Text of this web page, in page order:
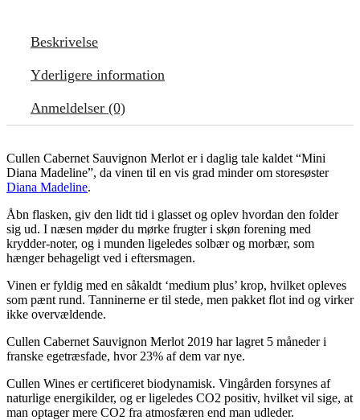
Beskrivelse
Yderligere information
Anmeldelser (0)
Cullen Cabernet Sauvignon Merlot er i daglig tale kaldet “Mini
Diana Madeline”, da vinen til en vis grad minder om storesøster
Diana Madeline.
Åbn flasken, giv den lidt tid i glasset og oplev hvordan den folder
sig ud. I næsen møder du mørke frugter i skøn forening med
krydder-noter, og i munden ligeledes solbær og morbær, som
hænger behageligt ved i eftersmagen.
Vinen er fyldig med en såkaldt ‘medium plus’ krop, hvilket opleves
som pænt rund. Tanninerne er til stede, men pakket flot ind og virker
ikke overvældende.
Cullen Cabernet Sauvignon Merlot 2019 har lagret 5 måneder i
franske egetræsfade, hvor 23% af dem var nye.
Cullen Wines er certificeret biodynamisk. Vingården forsynes af
naturlige energikilder, og er ligeledes CO2 positiv, hvilket vil sige, at
man optager mere CO2 fra atmosfæren end man udleder.